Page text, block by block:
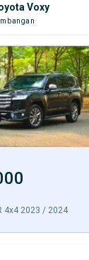
Voxy
4x4 2023 / 2024